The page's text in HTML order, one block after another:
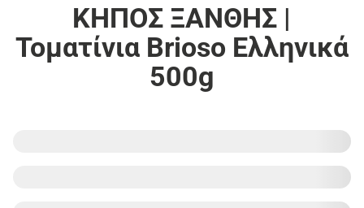
ΚΗΠΟΣ ΞΑΝΘΗΣ |
Τοματίνια Brioso Ελληνικά
500g